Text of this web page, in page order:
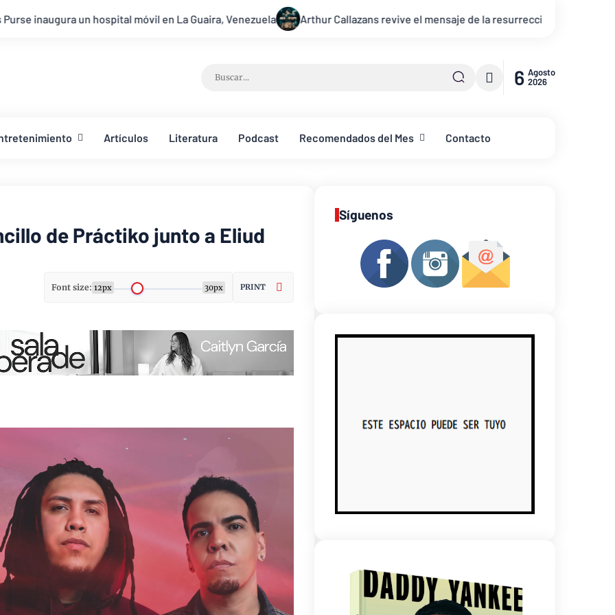
móvil en La Guaira, Venezuela Arthur Callazans revive el mensaje de la resurrección “Juan 20 + Por Siempre”
6 Agosto
2026
Artículos Literatura Podcast Recomendados del Mes Contacto
de Práctiko junto a Eliud
Font size: 12px 30px PRINT
Síguenos